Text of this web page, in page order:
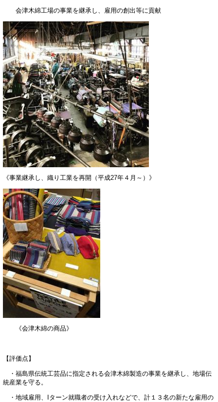
会津木綿工場の事業を継承し、雇用の創出等に貢献
《事業継承し、織り工業を再開（平成27年４月～）》
《会津木綿の商品》
【評価点】
・福島県伝統工芸品に指定される会津木綿製造の事業を継承し、地場伝
統産業を守る。
・地域雇用、Iターン就職者の受け入れなどで、計１３名の新たな雇用の